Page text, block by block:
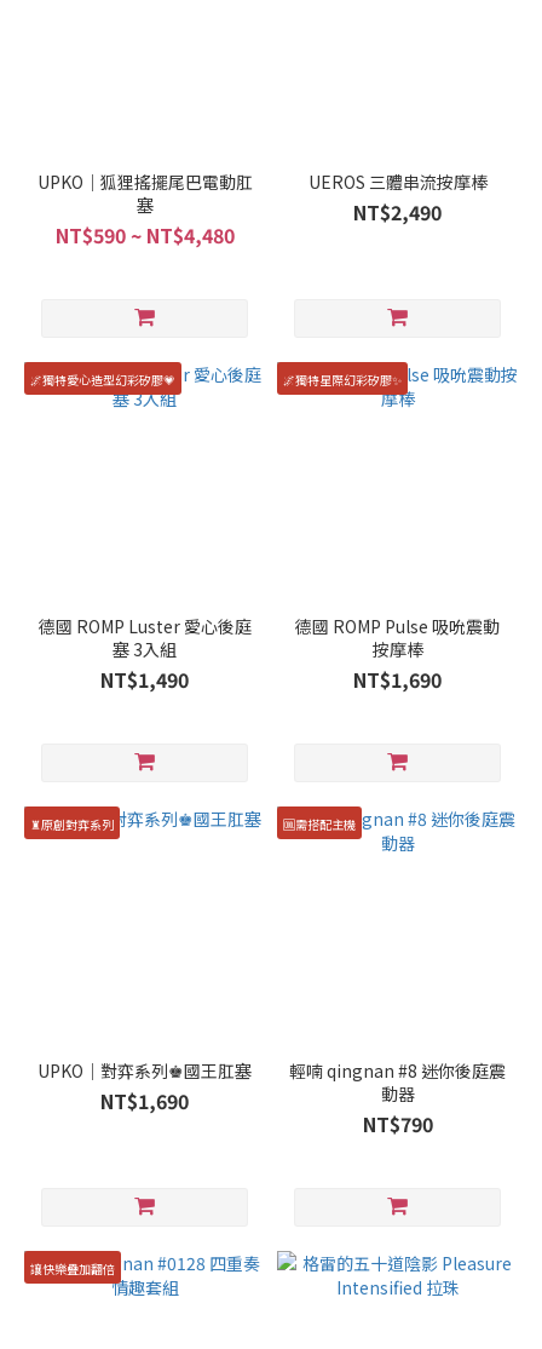
UPKO｜狐狸搖擺尾巴電動肛
塞
NT$590 ~ NT$4,480
UEROS 三體串流按摩棒
NT$2,490
🌌獨特愛心造型幻彩矽膠💗
德國 ROMP Luster 愛心後庭
塞 3入組
NT$1,490
🌌獨特星際幻彩矽膠✨
德國 ROMP Pulse 吸吮震動
按摩棒
NT$1,690
♜原創對弈系列
UPKO｜對弈系列♚國王肛塞
NT$1,690
🆒需搭配主機
輕喃 qingnan #8 迷你後庭震
動器
NT$790
讓快樂疊加翻倍